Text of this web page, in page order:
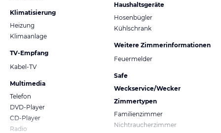
Klimatisierung
Heizung
Klimaanlage
TV-Empfang
Kabel-TV
Multimedia
Telefon
DVD-Player
CD-Player
Radio
Haushaltsgeräte
Hosenbügler
Kühlschrank
Weitere Zimmerinformationen
Feuermelder
Safe
Weckservice/Wecker
Zimmertypen
Familienzimmer
Nichtraucherzimmer